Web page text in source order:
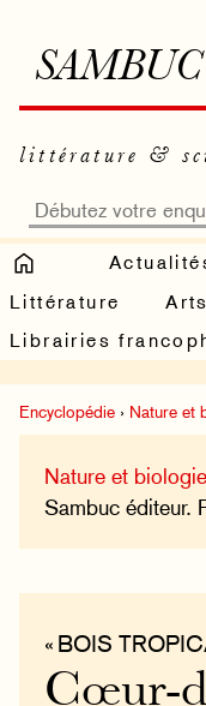
littérature &
Littérature
Arts
Librairies
Encyclopédie › Nature et
Nature et biologie
Sambuc éditeur.
« BOIS
Cœur-